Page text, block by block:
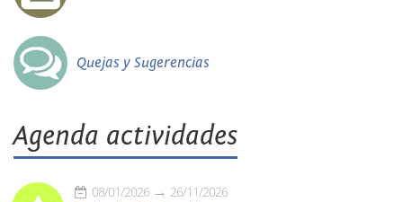
Quejas y Sugerencias
Agenda actividades
08/01/2026 26/11/2026